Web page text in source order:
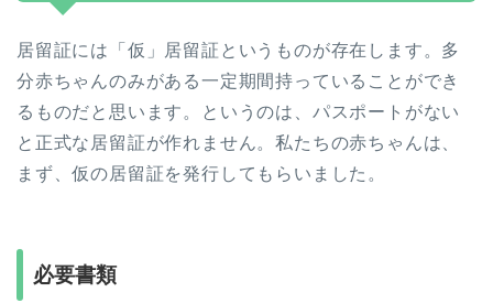
居留証には「仮」居留証というものが存在します。多
分赤ちゃんのみがある一定期間持っていることができ
るものだと思います。というのは、パスポートがない
と正式な居留証が作れません。私たちの赤ちゃんは、
まず、仮の居留証を発行してもらいました。
必要書類